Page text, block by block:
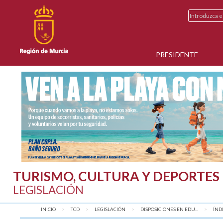
PRESIDENTE
TURISMO, CULTURA Y DEPORTES
LEGISLACIÓN
INICIO TCD LEGISLACIÓN DISPOSICIONES EN EDU...